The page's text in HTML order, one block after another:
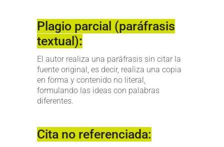
Plagio parcial (paráfrasis
textual):
El autor realiza una paráfrasis sin citar la
fuente original, es decir, realiza una copia
en forma y contenido no literal,
formulando las ideas con palabras
diferentes.
Cita no referenciada: